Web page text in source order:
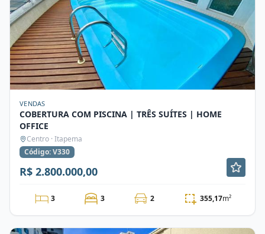
VENDAS
COBERTURA COM PISCINA | TRÊS SUÍTES | HOME
OFFICE
Centro · Itapema
Código: V330
R$ 2.800.000,00
3 3 2 355,17m²